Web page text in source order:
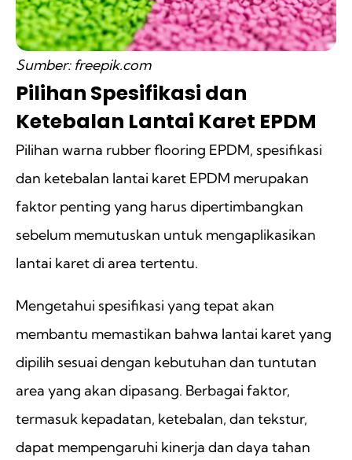
Sumber: freepik.com
Pilihan Spesifikasi dan
Ketebalan Lantai Karet EPDM
Pilihan warna rubber flooring EPDM, spesifikasi
dan ketebalan lantai karet EPDM merupakan
faktor penting yang harus dipertimbangkan
sebelum memutuskan untuk mengaplikasikan
lantai karet di area tertentu.
Mengetahui spesifikasi yang tepat akan
membantu memastikan bahwa lantai karet yang
dipilih sesuai dengan kebutuhan dan tuntutan
area yang akan dipasang. Berbagai faktor,
termasuk kepadatan, ketebalan, dan tekstur,
dapat mempengaruhi kinerja dan daya tahan